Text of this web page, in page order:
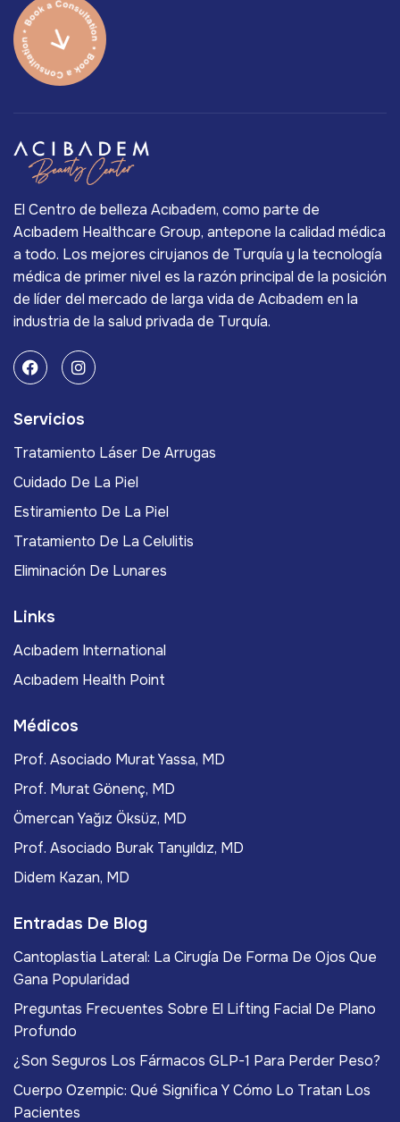
El Centro de belleza Acıbadem, como parte de
Acıbadem Healthcare Group, antepone la calidad médica
a todo. Los mejores cirujanos de Turquía y la tecnología
médica de primer nivel es la razón principal de la posición
de líder del mercado de larga vida de Acıbadem en la
industria de la salud privada de Turquía.
Servicios
Tratamiento Láser De Arrugas
Cuidado De La Piel
Estiramiento De La Piel
Tratamiento De La Celulitis
Eliminación De Lunares
Links
Acıbadem International
Acıbadem Health Point
Médicos
Prof. Asociado Murat Yassa, MD
Prof. Murat Gönenç, MD
Ömercan Yağız Öksüz, MD
Prof. Asociado Burak Tanyıldız, MD
Didem Kazan, MD
Entradas De Blog
Cantoplastia Lateral: La Cirugía De Forma De Ojos Que
Gana Popularidad
Preguntas Frecuentes Sobre El Lifting Facial De Plano
Profundo
¿Son Seguros Los Fármacos GLP-1 Para Perder Peso?
Cuerpo Ozempic: Qué Significa Y Cómo Lo Tratan Los
Pacientes